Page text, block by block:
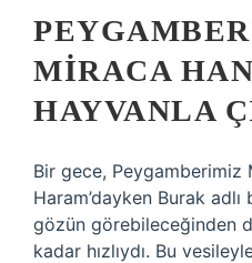
MIRACA
HAYVANLA
Bir gece, Peygamberimiz
Haram’dayken Burak
gözün görebileceğinden
kadar hızlıydı. Bu